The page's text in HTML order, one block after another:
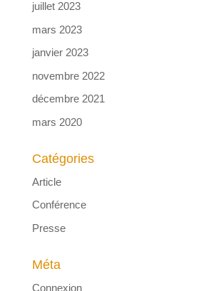
juillet 2023
mars 2023
janvier 2023
novembre 2022
décembre 2021
mars 2020
Catégories
Article
Conférence
Presse
Méta
Connexion